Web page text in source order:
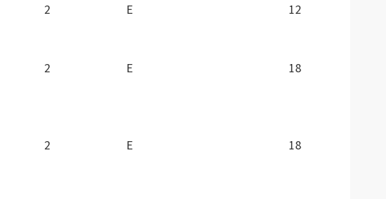
2 E 12
2 E 18
2 E 18